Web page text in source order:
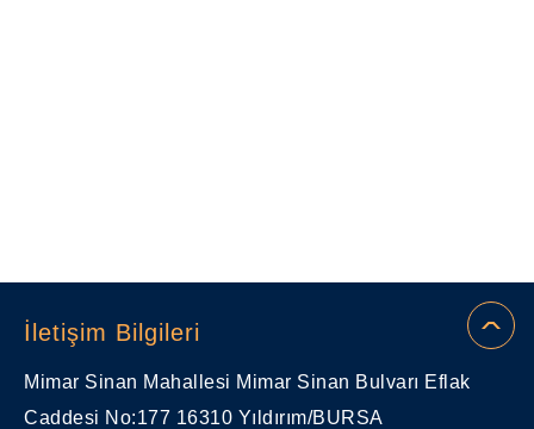
İletişim Bilgileri
Mimar Sinan Mahallesi Mimar Sinan Bulvarı Eflak
Caddesi No:177 16310 Yıldırım/BURSA